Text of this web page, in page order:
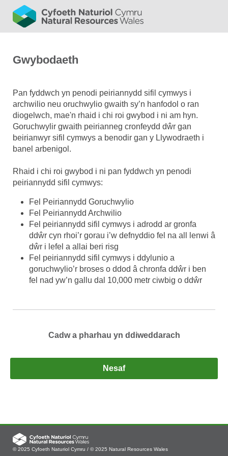
Gwybodaeth
Pan fyddwch yn penodi peiriannydd sifil cymwys i
archwilio neu oruchwylio gwaith sy’n hanfodol o ran
diogelwch, mae'n rhaid i chi roi gwybod i ni am hyn.
Goruchwylir gwaith peirianneg cronfeydd dŵr gan
beirianwyr sifil cymwys a benodir gan y Llywodraeth i
banel arbenigol.
Rhaid i chi roi gwybod i ni pan fyddwch yn penodi
peiriannydd sifil cymwys:
Fel Peiriannydd Goruchwylio
Fel Peiriannydd Archwilio
Fel peiriannydd sifil cymwys i adrodd ar gronfa
ddŵr cyn rhoi’r gorau i’w defnyddio fel na all lenwi â
dŵr i lefel a allai beri risg
Fel peiriannydd sifil cymwys i ddylunio a
goruchwylio’r broses o ddod â chronfa ddŵr i ben
fel nad yw’n gallu dal 10,000 metr ciwbig o ddŵr
© 2025 Cyfoeth Naturiol Cymru / © 2025 Natural Resources Wales